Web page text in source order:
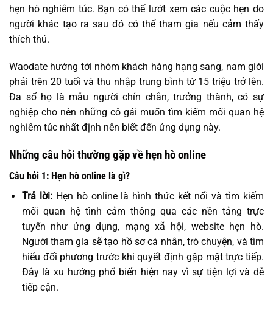
hẹn hò nghiêm túc. Bạn có thể lướt xem các cuộc hẹn do
người khác tạo ra sau đó có thể tham gia nếu cảm thấy
thích thú.
Waodate hướng tới nhóm khách hàng hạng sang, nam giới
phải trên 20 tuổi và thu nhập trung bình từ 15 triệu trở lên.
Đa số họ là mẫu người chín chắn, trưởng thành, có sự
nghiệp cho nên những cô gái muốn tìm kiếm mối quan hệ
nghiêm túc nhất định nên biết đến ứng dụng này.
Những câu hỏi thường gặp về hẹn hò online
Câu hỏi 1: Hẹn hò online là gì?
Trả lời: Hẹn hò online là hình thức kết nối và tìm kiếm
mối quan hệ tình cảm thông qua các nền tảng trực
tuyến như ứng dụng, mạng xã hội, website hẹn hò.
Người tham gia sẽ tạo hồ sơ cá nhân, trò chuyện, và tìm
hiểu đối phương trước khi quyết định gặp mặt trực tiếp.
Đây là xu hướng phổ biến hiện nay vì sự tiện lợi và dễ
tiếp cận.